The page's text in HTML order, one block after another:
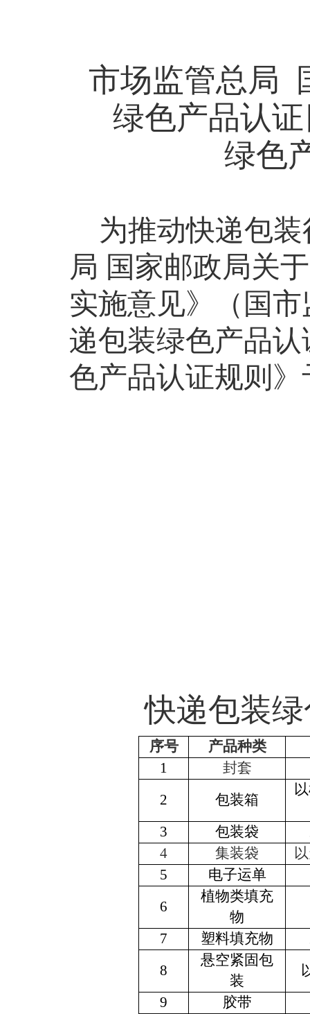
市场监管总局
绿色产品认
绿色
为推动快递包
局 国家邮政局关
实施意见》（国
递包装绿色产品
色产品认证规则
快递包装
序号
产品种类
1
封套
2
包装箱
3 包装袋
4
集装袋
5
电子运单
6
植物类填充
物
7
塑料填充物
8
悬空紧固包
装
9
胶带